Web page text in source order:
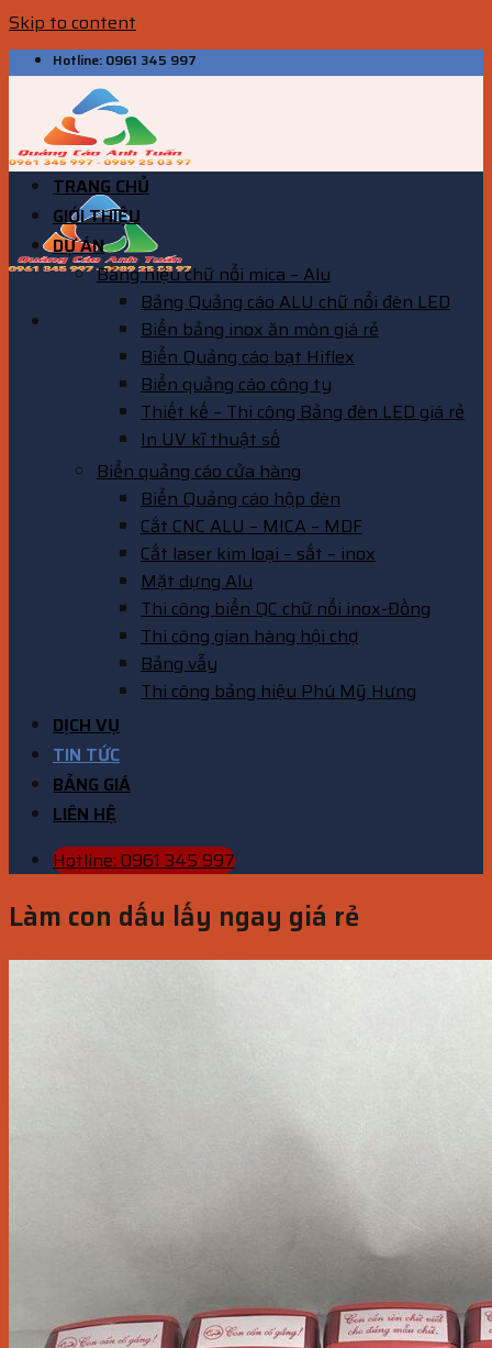
Skip to content
Hotline: 0961 345 997
TRANG CHỦ
GIỚI THIỆU
DỰ ÁN
Bảng hiệu chữ nổi mica – Alu
Bảng Quảng cáo ALU chữ nổi đèn LED
Biển bảng inox ăn mòn giá rẻ
Biển Quảng cáo bạt Hiflex
Biển quảng cáo công ty
Thiết kế – Thi công Bảng đèn LED giá rẻ
In UV kĩ thuật số
Biển quảng cáo cửa hàng
Biển Quảng cáo hộp đèn
Cắt CNC ALU – MICA – MDF
Cắt laser kim loại – sắt – inox
Mặt dựng Alu
Thi công biển QC chữ nổi inox-Đồng
Thi công gian hàng hội chợ
Bảng vẫy
Thi công bảng hiệu Phú Mỹ Hưng
DỊCH VỤ
TIN TỨC
BẢNG GIÁ
LIÊN HỆ
Hotline: 0961 345 997
Làm con dấu lấy ngay giá rẻ